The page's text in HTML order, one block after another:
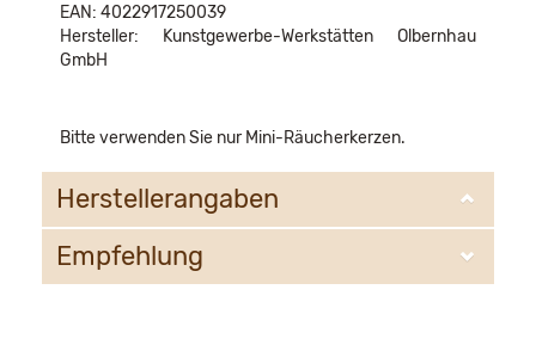
EAN: 4022917250039
Hersteller: Kunstgewerbe-Werkstätten Olbernhau
GmbH
Bitte verwenden Sie nur Mini-Räucherkerzen.
Herstellerangaben
KWO Kunstgewerbe-Werkstätten Olbernhau GmbH
Empfehlung